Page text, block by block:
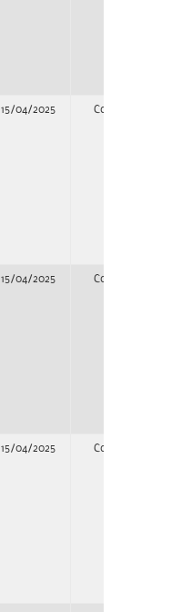
15/04/2025 Concurso
15/04/2025 Concurso
15/04/2025 Concurso